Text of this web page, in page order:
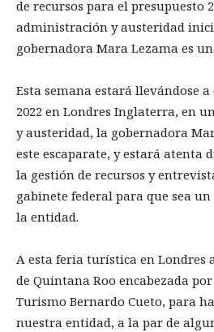
de recursos para el presupuesto
administración y austeridad
gobernadora Mara Lezama es
Esta semana estará llevándose
2022 en Londres Inglaterra, en
y austeridad, la gobernadora
este escaparate, y estará atenta
la gestión de recursos y
gabinete federal para que sea
la entidad.
A esta feria turística en Londres
de Quintana Roo encabezada
Turismo Bernardo Cueto, para
nuestra entidad, a la par de